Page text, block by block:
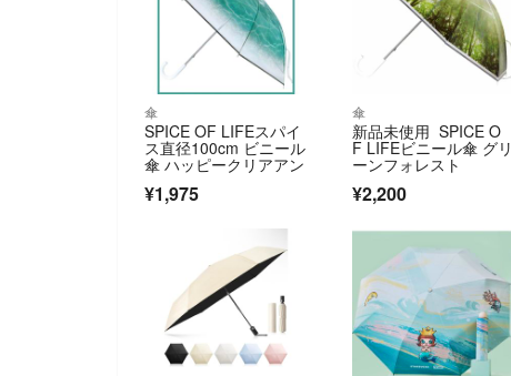
傘
SPICE OF LIFEスパイ
ス直径100cm ビニール
傘 ハッピークリアアン
¥1,975
傘
新品未使用 SPICE O
F LIFEビニール傘 グリ
ーンフォレスト
¥2,200